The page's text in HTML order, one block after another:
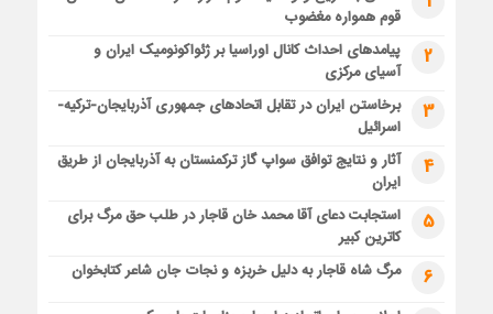
قوم همواره مغضوب
2
پیامدهای احداث کانال اوراسیا بر ژئواکونومیک ایران و
آسیای مرکزی
3
برخاستن ایران در تقابل اتحادهای جمهوری آذربایجان-ترکیه-
اسرائیل
4
آثار و نتایج توافق سواپ گاز ترکمنستان به آذربایجان از طریق
ایران
5
استجابت دعای آقا محمد خان قاجار در طلب حق مرگ برای
کاترین کبیر
6 مرگ شاه قاجار به دلیل خربزه و نجات جان شاعر کتابخوان